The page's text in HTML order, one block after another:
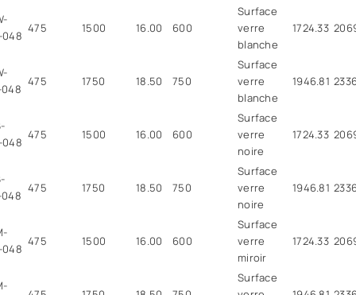
048
475 1500 16.00 600
Surface
verre
blanche
1724.33
048
475 1750 18.50 750
Surface
verre
blanche
1946.81
048
475 1500 16.00 600
Surface
verre
noire
1724.33
048
475 1750 18.50 750
Surface
verre
noire
1946.81
048
475 1500 16.00 600
Surface
verre
miroir
1724.33
Surface